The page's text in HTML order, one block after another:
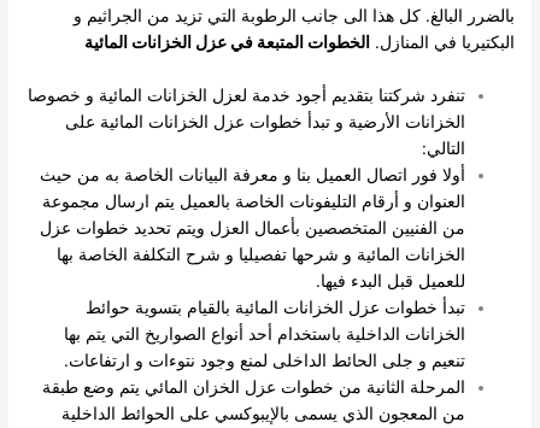
بالضرر البالغ. كل هذا الى جانب الرطوبة التي تزيد من الجراثيم و
البكتيريا في المنازل. الخطوات المتبعة في عزل الخزانات المائية
تنفرد شركتنا بتقديم أجود خدمة لعزل الخزانات المائية و خصوصا
الخزانات الأرضية و تبدأ خطوات عزل الخزانات المائية على
التالي:
أولا فور اتصال العميل بنا و معرفة البيانات الخاصة به من حيث
العنوان و أرقام التليفونات الخاصة بالعميل يتم ارسال مجموعة
من الفنيين المتخصصين بأعمال العزل ويتم تحديد خطوات عزل
الخزانات المائية و شرحها تفصيليا و شرح التكلفة الخاصة بها
للعميل قبل البدء فيها.
تبدأ خطوات عزل الخزانات المائية بالقيام بتسوية حوائط
الخزانات الداخلية باستخدام أحد أنواع الصواريخ التي يتم بها
تنعيم و جلى الحائط الداخلى لمنع وجود نتوءات و ارتفاعات.
المرحلة الثانية من خطوات عزل الخزان المائي يتم وضع طبقة
من المعجون الذي يسمى بالإيبوكسي على الحوائط الداخلية